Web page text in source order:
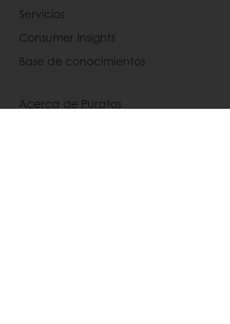
Servicios
Consumer Insights
Base de conocimientos
Acerca de Puratos